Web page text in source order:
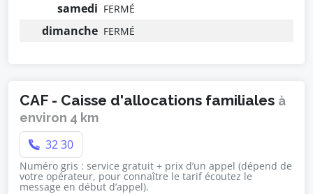
samedi FERMÉ
dimanche FERMÉ
CAF - Caisse d'allocations familiales à
environ 4 km
32 30
Numéro gris : service gratuit + prix d’un appel (dépend de
votre opérateur, pour connaître le tarif écoutez le
message en début d’appel).